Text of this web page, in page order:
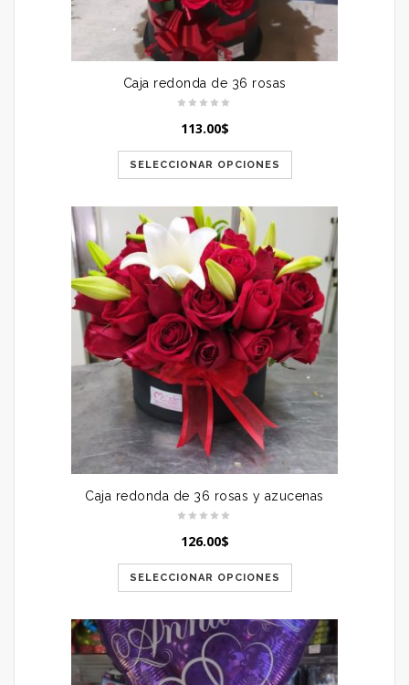
Caja redonda de 36 rosas
113.00$
SELECCIONAR OPCIONES
Caja redonda de 36 rosas y azucenas
126.00$
SELECCIONAR OPCIONES